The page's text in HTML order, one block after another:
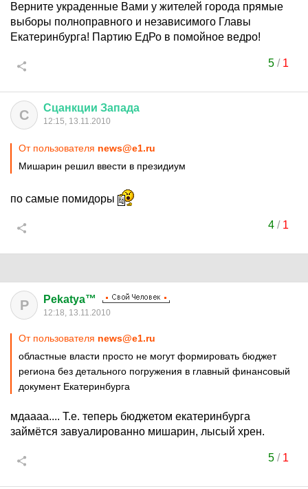
Верните украденные Вами у жителей города прямые
выборы полноправного и независимого Главы
Екатеринбурга! Партию ЕдРо в помойное ведро!
5/ 1
С Сцанкции Запада
12:15, 13.11.2010
От пользователя news@e1.ru
Мишарин решил ввести в президиум
по самые помидоры
4/ 1
P Pekatya™
12:18, 13.11.2010
От пользователя news@e1.ru
областные власти просто не могут формировать бюджет
региона без детального погружения в главный финансовый
документ Екатеринбурга
мдаааа.... Т.е. теперь бюджетом екатеринбурга
займётся завуалированно мишарин, лысый хрен.
5/ 1